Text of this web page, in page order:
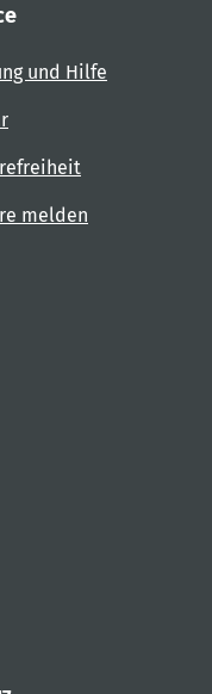
und Hilfe
melden